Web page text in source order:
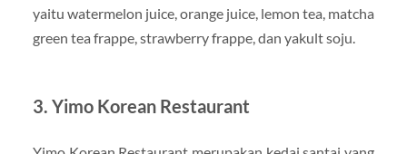
yaitu watermelon juice, orange juice, lemon tea, matcha
green tea frappe, strawberry frappe, dan yakult soju.
3. Yimo Korean Restaurant